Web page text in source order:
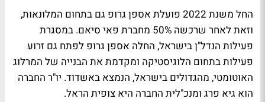
החל משנת 2022 פועלת אספן גרופ גם בתחום המלונאות,
וזאת לאחר שרכשה 50% מחברת פאי סיאם. במסגרת
פעילות הנדל"ן בישראל, החלה אספן גרופ לפתח גם זרוע
פעילות בתחום הלוגיסטיקה ומקדמת את הבנייה של המרלוג
האוטומטי, מהגדולים בישראל, הנמצא באשדוד. יו"ר החברה
הוא גיא פרג ומנכ"לית החברה היא צופית הראל.